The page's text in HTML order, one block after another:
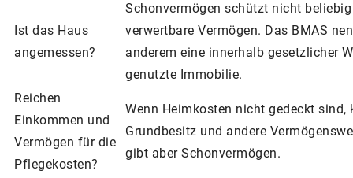
Ist das Haus
angemessen?
Schonvermögen schützt nicht
verwertbare Vermögen. Das BMAS
anderem eine innerhalb gesetzlicher
genutzte Immobilie.
Reichen
Einkommen und
Vermögen für die
Pflegekosten?
Wenn Heimkosten nicht gedeckt sind,
Grundbesitz und andere
gibt aber Schonvermögen.